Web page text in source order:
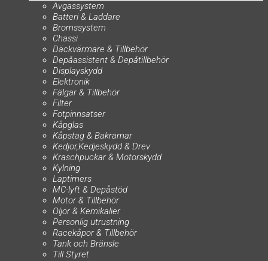
Avgassystem
Batteri & Laddare
Bromssystem
Chassi
Däckvärmare & Tillbehör
Depåassistent & Depåtillbehör
Displayskydd
Elektronik
Fälgar & Tillbehör
Filter
Fotpinnsatser
Kåpglas
Kåpstag & Bakramar
Kedjor,Kedjeskydd & Drev
Kraschpuckar & Motorskydd
Kylning
Laptimers
MC-lyft & Depåstöd
Motor & Tillbehör
Oljor & Kemikalier
Personlig utrustning
Racekåpor & Tillbehör
Tank och Bränsle
Till Styret